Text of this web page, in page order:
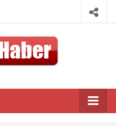
Taşkesti –
Taşkesti